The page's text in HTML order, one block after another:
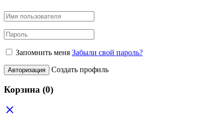
Запомнить меня Забыли свой пароль?
Авторизация Создать профиль
Корзина (0)